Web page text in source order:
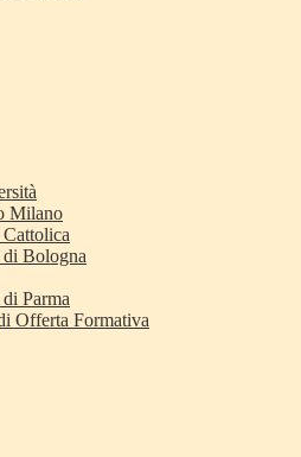
Milano
Bologna
Parma
Offerta Formativa